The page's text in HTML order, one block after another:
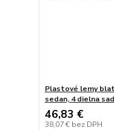
Plastové lemy
sedan, 4 dielna
46,83 €
38,07 € bez DPH